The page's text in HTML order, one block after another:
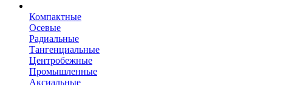
Компактные
Осевые
Радиальные
Тангенциальные
Центробежные
Промышленные
Аксиальные